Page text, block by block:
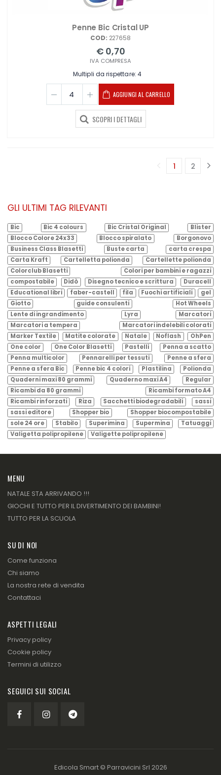
Penne Bic Cristal UP
COD: 227658
€ 0,70
IVA COMPRESA
Multipli da rispettare: 4
AGGIUNGI AL CARRELLO
SCOPRI I DETTAGLI
1(corrente)
2
GLI ULTIMI TAG RILEVANTI
Bic Bic 4 colours Bic Cristal Original
Blister
Blocco Colore 24x33
Blocco spiralato
Borgonovo
Business Class Blasetti
Buste carta
carta crespa
Carta Kraft
Cartelletta polionda
Cartellette polionda
Colorclub Blasetti
Colori per bambini e ragazzi
compostabile
Didò Disegno tecnico e scrittura
Duracell
Educational libri
faber-castell fila Fuochi artificiali
gel
Giotto
guide consulenti
Hot Wheels
Lente di ingrandimento
Lyra
Marcatori
Marcatori a tempera
Marcatori indelebili colorati
Marker Textile
Matite colorate Natale Noflash
OhPen
One color
One Color Blasetti Pastelli
Penna a scatto
Penna multicolor
Pennarelli per tessuti
Penne a sfera
Penne a sfera Bic
Penne bic 4 colori Plastilina
Polionda
Quaderni maxi 80 grammi
Quaderno maxi A4
Regular
Ricambi da 80 grammi
Ricambi formato A4
Ricambi rinforzati
Riza Sacchetti biodegradabili
sassi
sassi editore
Shopper bio
Shopper biocompostabile
sole 24 ore
Stabilo Superimina Supermina
Tatuaggi
Valigetta polipropilene
Valigette polipropilene
MENU
NATALE STA ARRIVANDO !!!
GIOCHI E TUTTO PER IL DIVERTIMENTO DEI BAMBINI!
TUTTO PER LA SCUOLA
SU DI NOI
Come funziona
Chi siamo
La nostra rete di vendita
Contattaci
ASPETTI LEGALI
Privacy policy
Cookie policy
Termini di utilizzo
SEGUICI SUI SOCIAL
Edicola Smart © Parravicini Srl 2026